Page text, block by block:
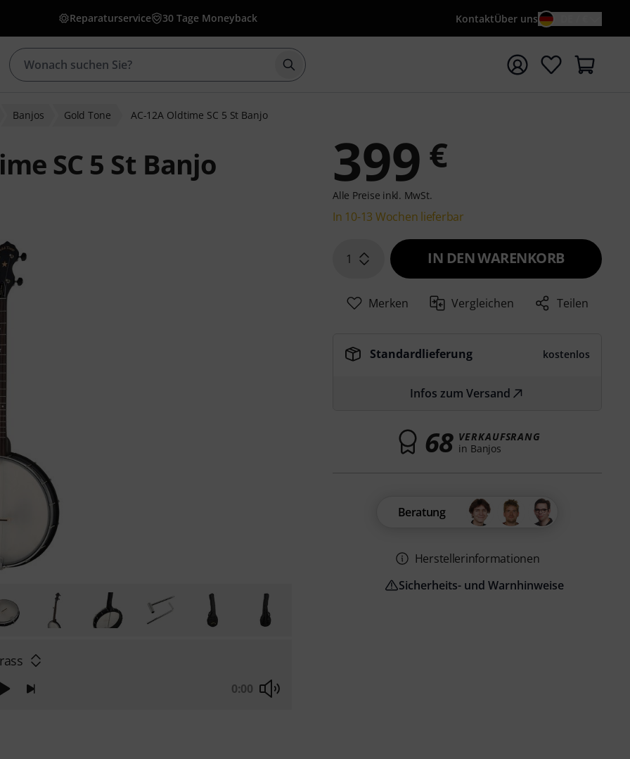
Reparaturservice 30 Tage Moneyback KontaktÜber uns
Suche mit Suchwort {searchTerm} starten
Banjos Gold Tone AC-12A Oldtime SC 5 St Banjo
SC 5 St Banjo
0:00
399 €
Alle Preise inkl. MwSt.
In 10-13 Wochen lieferbar
1 IN DEN WARENKORB
Merken Vergleichen Teilen
Standardlieferung kostenlos
Infos zum Versand
68 VERKAUFSRANG
in Banjos
Beratung
Herstellerinformationen
Sicherheits- und Warnhinweise